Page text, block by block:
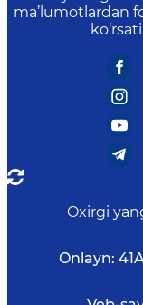
ma’lumotlardan
Oxirgi
Onlayn: 41